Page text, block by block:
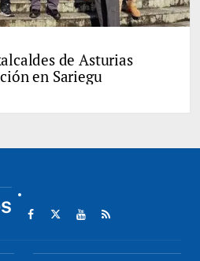
de Asturias
en Sariegu